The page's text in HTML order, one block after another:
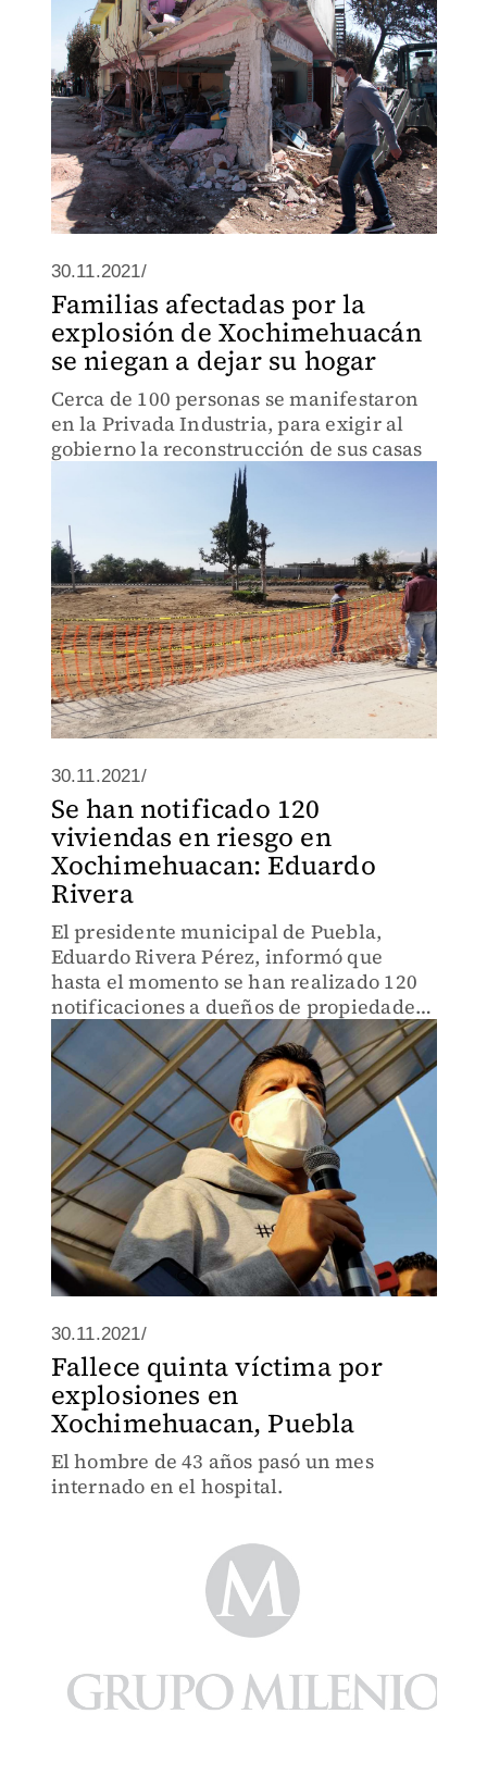
30.11.2021/
Familias afectadas por la
explosión de Xochimehuacán
se niegan a dejar su hogar
Cerca de 100 personas se manifestaron
en la Privada Industria, para exigir al
gobierno la reconstrucción de sus casas
30.11.2021/
Se han notificado 120
viviendas en riesgo en
Xochimehuacan: Eduardo
Rivera
El presidente municipal de Puebla,
Eduardo Rivera Pérez, informó que
hasta el momento se han realizado 120
notificaciones a dueños de propiedades
que se encuentran en alto riesgo en la
zona de la explosión en San Pablo
Xochimehuacan.
30.11.2021/
Fallece quinta víctima por
explosiones en
Xochimehuacan, Puebla
El hombre de 43 años pasó un mes
internado en el hospital.